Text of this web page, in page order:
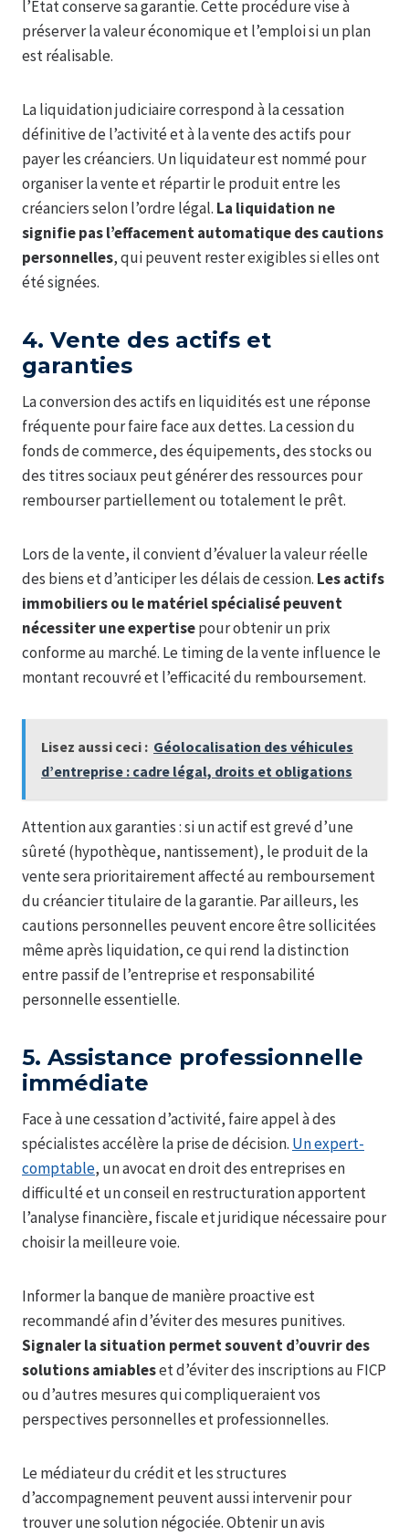
l’État conserve sa garantie. Cette procédure vise à
préserver la valeur économique et l’emploi si un plan
est réalisable.
La liquidation judiciaire correspond à la cessation
définitive de l’activité et à la vente des actifs pour
payer les créanciers. Un liquidateur est nommé pour
organiser la vente et répartir le produit entre les
créanciers selon l’ordre légal. La liquidation ne
signifie pas l’effacement automatique des cautions
personnelles, qui peuvent rester exigibles si elles ont
été signées.
4. Vente des actifs et
garanties
La conversion des actifs en liquidités est une réponse
fréquente pour faire face aux dettes. La cession du
fonds de commerce, des équipements, des stocks ou
des titres sociaux peut générer des ressources pour
rembourser partiellement ou totalement le prêt.
Lors de la vente, il convient d’évaluer la valeur réelle
des biens et d’anticiper les délais de cession. Les actifs
immobiliers ou le matériel spécialisé peuvent
nécessiter une expertisepour obtenir un prix
conforme au marché. Le timing de la vente influence le
montant recouvré et l’efficacité du remboursement.
Lisez aussi ceci : Géolocalisation des véhicules
d’entreprise : cadre légal, droits et obligations
Attention aux garanties : si un actif est grevé d’une
sûreté (hypothèque, nantissement), le produit de la
vente sera prioritairement affecté au remboursement
du créancier titulaire de la garantie. Par ailleurs, les
cautions personnelles peuvent encore être sollicitées
même après liquidation, ce qui rend la distinction
entre passif de l’entreprise et responsabilité
personnelle essentielle.
5. Assistance professionnelle
immédiate
Face à une cessation d’activité, faire appel à des
spécialistes accélère la prise de décision. Un expert-
comptable, un avocat en droit des entreprises en
difficulté et un conseil en restructuration apportent
l’analyse financière, fiscale et juridique nécessaire pour
choisir la meilleure voie.
Informer la banque de manière proactive est
recommandé afin d’éviter des mesures punitives.
Signaler la situation permet souvent d’ouvrir des
solutions amiableset d’éviter des inscriptions au FICP
ou d’autres mesures qui compliqueraient vos
perspectives personnelles et professionnelles.
Le médiateur du crédit et les structures
d’accompagnement peuvent aussi intervenir pour
trouver une solution négociée. Obtenir un avis